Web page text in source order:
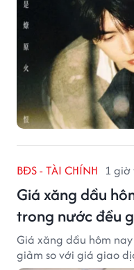
BĐS - TÀI CHÍNH 1
Giá xăng dầu
trong nước đều
Giá xăng dầu hôm
giảm so với giá giao